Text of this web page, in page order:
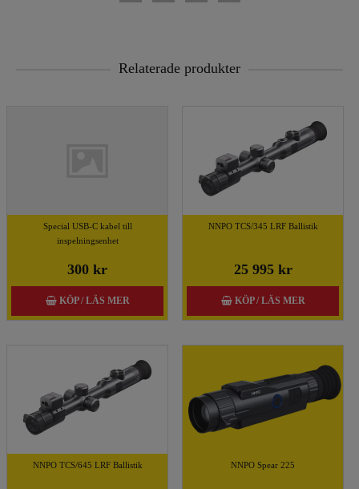
Relaterade produkter
Special USB-C kabel till
inspelningsenhet
300 kr
KÖP / LÄS MER
NNPO TCS/345 LRF Ballistik
25 995 kr
KÖP / LÄS MER
NNPO TCS/645 LRF Ballistik NNPO Spear 225